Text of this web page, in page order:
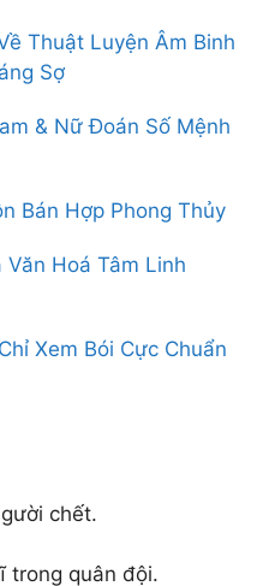
Thuật Luyện Âm Binh
Sợ
& Nữ Đoán Số Mệnh
Bán Hợp Phong Thủy
Văn Hoá Tâm Linh
Xem Bói Cực Chuẩn
chết.
trong quân đội.